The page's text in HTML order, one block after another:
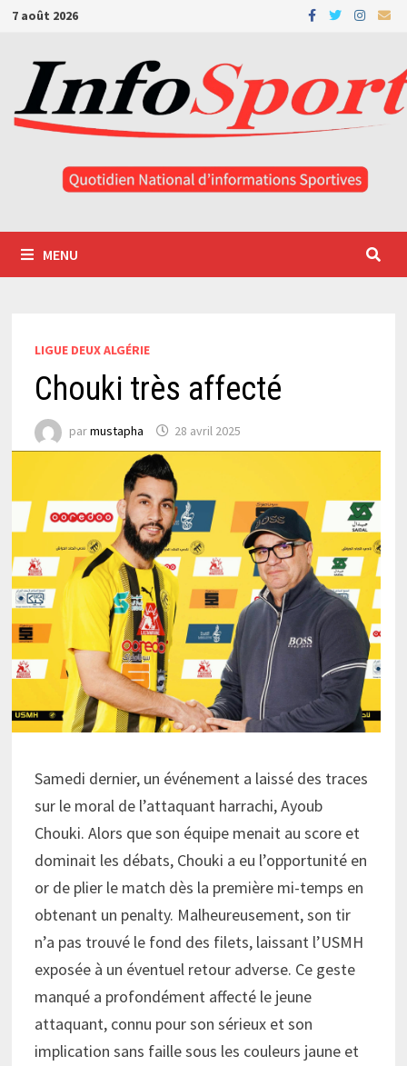
Passer
contenu
7 août 2026
MENU
LIGUE DEUX ALGÉRIE
Chouki très affecté
parmustapha 28 avril 2025
Samedi dernier, un événement a laissé des traces
sur le moral de l’attaquant harrachi, Ayoub
Chouki. Alors que son équipe menait au score et
dominait les débats, Chouki a eu l’opportunité en
or de plier le match dès la première mi-temps en
obtenant un penalty. Malheureusement, son tir
n’a pas trouvé le fond des filets, laissant l’USMH
exposée à un éventuel retour adverse. Ce geste
manqué a profondément affecté le jeune
attaquant, connu pour son sérieux et son
implication sans faille sous les couleurs jaune et